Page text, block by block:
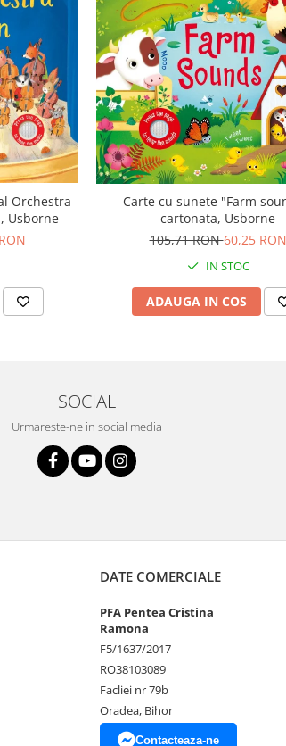
Orchestra
Usborne
Carte cu sunete "Farm
cartonata, Usborne
105,71 RON60,25 RON
IN STOC
ADAUGA IN COS
SOCIAL
Urmareste-ne in social media
DATE COMERCIALE
PFA Pentea Cristina
Ramona
F5/1637/2017
RO38103089
Facliei nr 79b
Oradea, Bihor
Contacteaza-ne